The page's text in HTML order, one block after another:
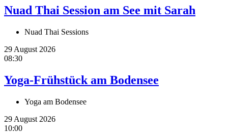
Nuad Thai Session am See mit Sarah
Nuad Thai Sessions
29 August 2026
08:30
Yoga-Frühstück am Bodensee
Yoga am Bodensee
29 August 2026
10:00